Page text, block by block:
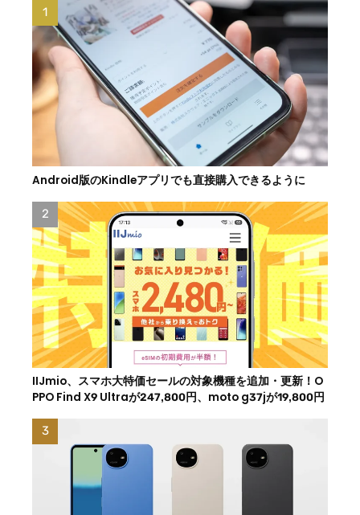
Android版のKindleアプリでも直接購入できるように
IIJmio、スマホ大特価セールの対象機種を追加・更新！O
PPO Find X9 Ultraが247,800円、moto g37jが19,800円